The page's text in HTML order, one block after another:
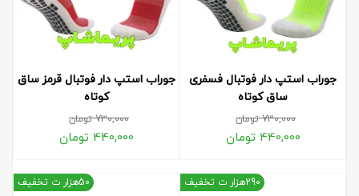
جوراب استپ دار فوتبال فسفری
ساق کوتاه
730,000تومان
440,000 تومان
جوراب استپ دار فوتبال قرمز ساق
کوتاه
730,000تومان
440,000 تومان
290هزار ت تخفیف 50هزار ت تخفیف